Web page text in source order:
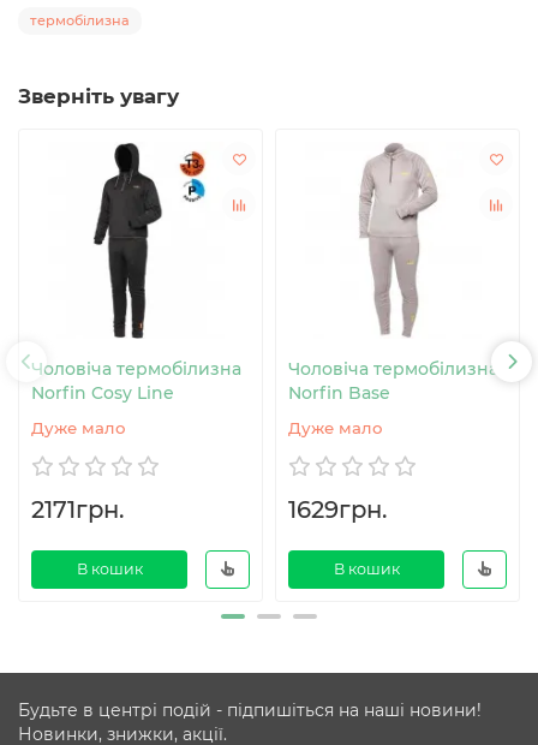
термобілизна
Зверніть увагу
Чоловіча термобілизна
Norfin Cosy Line
Дуже мало
2171грн.
В кошик
Чоловіча термобілизна
Norfin Base
Дуже мало
1629грн.
В кошик
Будьте в центрі подій - підпишіться на наші новини!
Новинки, знижки, акції.